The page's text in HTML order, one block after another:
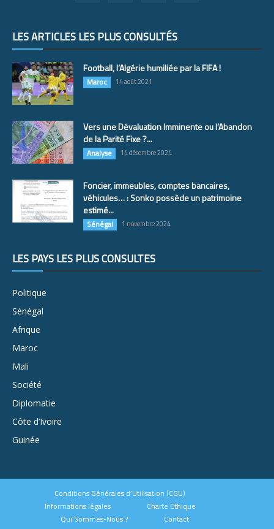
LES ARTICLES LES PLUS CONSULTÉS
Football, l’Algérie humiliée par la FIFA !
Maroc 14 août 2021
Vers une Dévaluation Imminente ou l’Abandon
de la Parité Fixe ?...
Analyse 14 décembre 2024
Foncier, immeubles, comptes bancaires,
véhicules… : Sonko possède un patrimoine
estimé...
Sénégal 1 novembre 2024
LES PAYS LES PLUS CONSULTÉS
Politique
Sénégal
Afrique
Maroc
Mali
Société
Diplomatie
Côte d’Ivoire
Guinée
Conditions Générales d’Utilisation (CGU)
Informations légales
Charte Ethique
Qui Sommes-Nous ?
Contact